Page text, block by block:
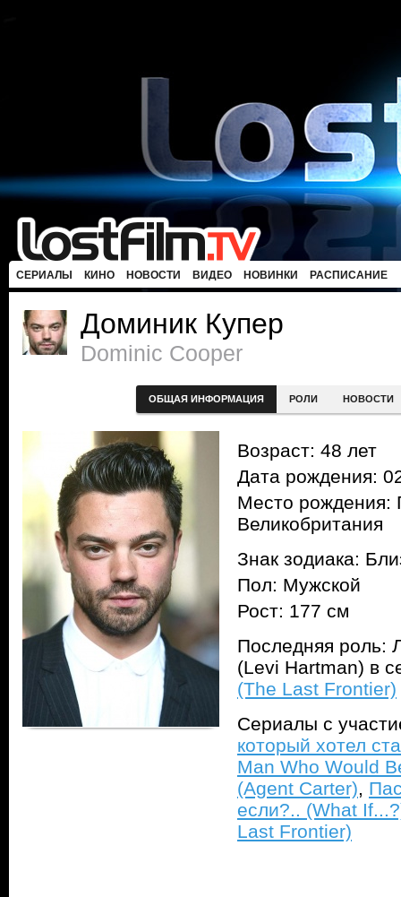
СЕРИАЛЫ КИНО НОВОСТИ ВИДЕО НОВИНКИ РАСПИСАНИЕ
Доминик Купер
Dominic Cooper
ОБЩАЯ ИНФОРМАЦИЯ РОЛИ НОВОСТИ
Возраст: 48 лет
Дата рождения:
Место рождения:
Великобритания
Знак зодиака:
Пол: Мужской
Рост: 177 см
Последняя роль:
(Levi Hartman) в
(The Last Frontier)
Сериалы с
который хотел
Man Who Would
(Agent Carter),
если?.. (What
Last Frontier)